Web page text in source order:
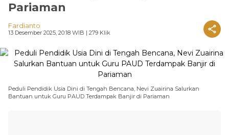
Pariaman
Fardianto
13 Desember 2025, 20:18 WIB | 279 Klik
Peduli Pendidik Usia Dini di Tengah Bencana, Nevi Zuairina Salurkan
Bantuan untuk Guru PAUD Terdampak Banjir di Pariaman